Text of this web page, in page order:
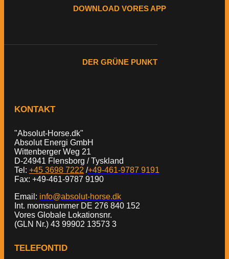
DOWNLOAD VORES APP
DER GRÜNE PUNKT
KONTAKT
"Absolut-Horse.dk"
Absolut Energi GmbH
Wittenberger Weg 21
D-24941 Flensborg / Tyskland
Tel: +45 3698 7222 /+49-461-9787 9191
Fax: +49-461-9787 9190
Email: info@absolut-horse.dk
Int. momsnummer DE 276 840 152
Vores Globale Lokationsnr.
(GLN Nr.) 43 99902 13573 3
TELEFONTID